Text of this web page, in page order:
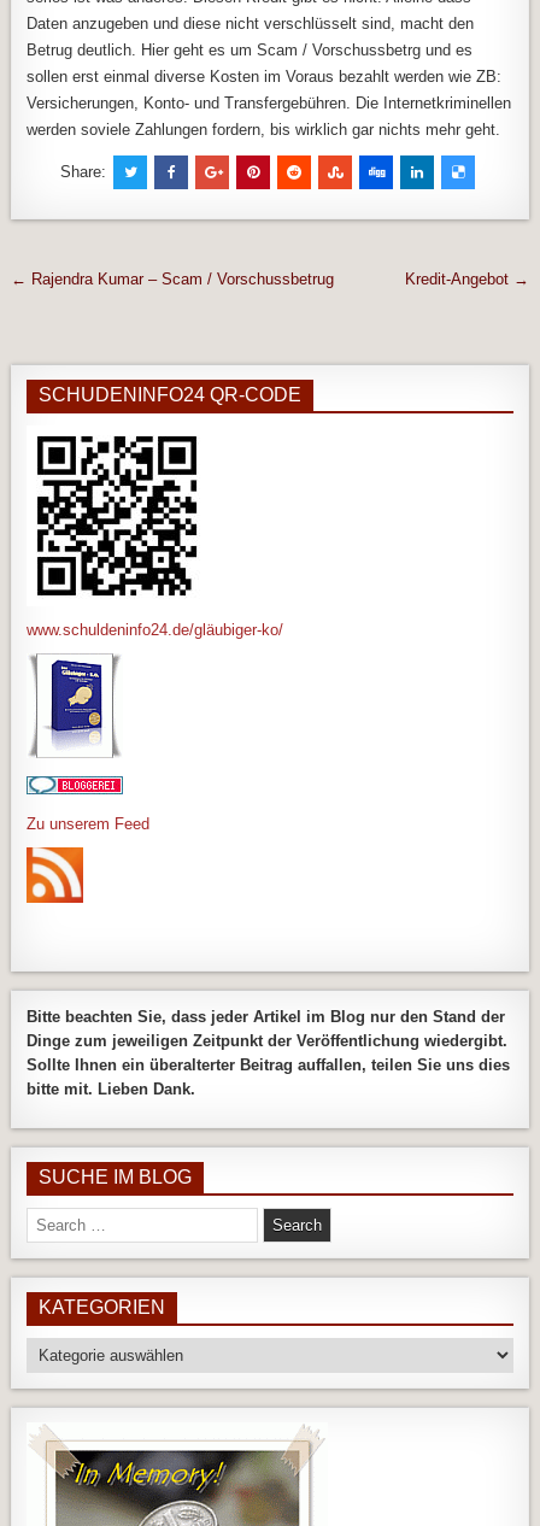
Daten anzugeben und diese nicht verschlüsselt sind, macht den
Betrug deutlich. Hier geht es um Scam / Vorschussbetrg und es
sollen erst einmal diverse Kosten im Voraus bezahlt werden wie ZB:
Versicherungen, Konto- und Transfergebühren. Die Internetkriminellen
werden soviele Zahlungen fordern, bis wirklich gar nichts mehr geht.
Share:
Beitragsnavigation
← Rajendra Kumar – Scam / Vorschussbetrug Kredit-Angebot →
SCHUDENINFO24 QR-CODE
www.schuldeninfo24.de/gläubiger-ko/
Zu unserem Feed
Bitte beachten Sie, dass jeder Artikel im Blog nur den Stand der
Dinge zum jeweiligen Zeitpunkt der Veröffentlichung wiedergibt.
Sollte Ihnen ein überalterter Beitrag auffallen, teilen Sie uns dies
bitte mit. Lieben Dank.
SUCHE IM BLOG
Search
for:
KATEGORIEN
Kategorien